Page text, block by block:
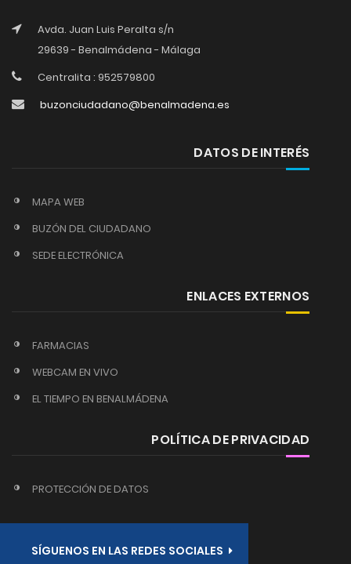
Avda. Juan Luis Peralta s/n
29639 - Benalmádena - Málaga
Centralita : 952579800
buzonciudadano@benalmadena.es
DATOS DE INTERÉS
MAPA WEB
BUZÓN DEL CIUDADANO
SEDE ELECTRÓNICA
ENLACES EXTERNOS
FARMACIAS
WEBCAM EN VIVO
EL TIEMPO EN BENALMÁDENA
POLÍTICA DE PRIVACIDAD
PROTECCIÓN DE DATOS
SÍGUENOS EN LAS REDES SOCIALES